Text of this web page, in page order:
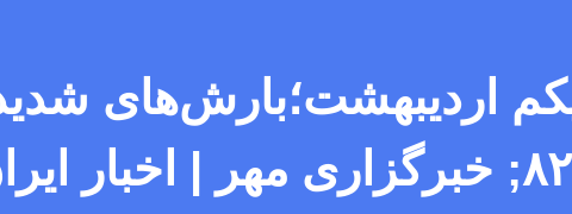
اردیبهشت؛بارش‌های